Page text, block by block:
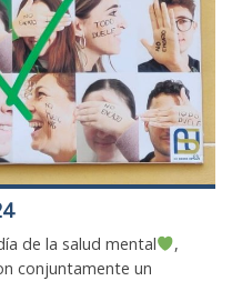
de la salud mental
,
conjuntamente un